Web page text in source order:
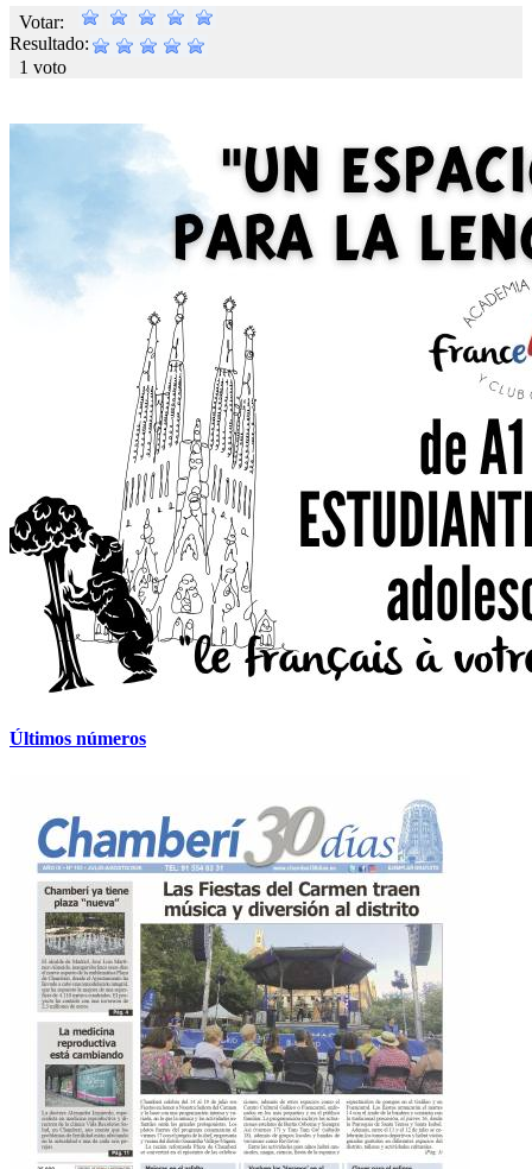
Votar:
Resultado:
1 voto
Últimos números